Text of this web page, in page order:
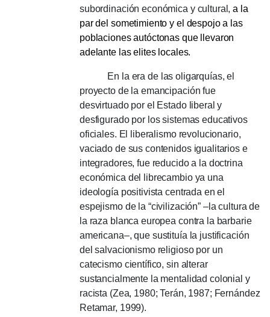
subordinación económica y cultural,a la
par del sometimiento y el despojo a las
poblaciones autóctonas que llevaron
adelante las elites locales.
En la era de las oligarquías, el
proyecto de la emancipación fue
desvirtuado por el Estado liberal y
desfigurado por los sistemas educativos
oficiales. El liberalismo revolucionario,
vaciado de sus contenidos igualitarios e
integradores, fue reducido a la doctrina
económica del librecambio ya una
ideología positivista centrada en el
espejismo de la “civilización” –la cultura de
la raza blanca europea contra la barbarie
americana–, que sustituía la justificación
del salvacionismo religioso por un
catecismo científico, sin alterar
sustancialmente la mentalidad colonial y
racista (Zea, 1980; Terán, 1987; Fernández
Retamar, 1999).